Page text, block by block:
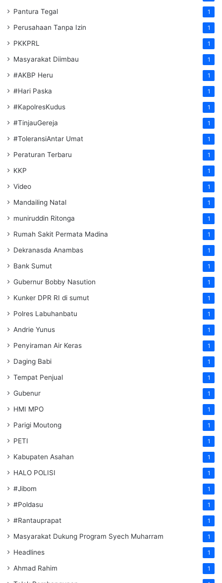
Pantura Tegal 1
Perusahaan Tanpa Izin 1
PKKPRL 1
Masyarakat Diimbau 1
#AKBP Heru 1
#Hari Paska 1
#KapolresKudus 1
#TinjauGereja 1
#ToleransiAntar Umat 1
Peraturan Terbaru 1
KKP 1
Video 1
Mandailing Natal 1
muniruddin Ritonga 1
Rumah Sakit Permata Madina 1
Dekranasda Anambas 1
Bank Sumut 1
Gubernur Bobby Nasution 1
Kunker DPR RI di sumut 1
Polres Labuhanbatu 1
Andrie Yunus 1
Penyiraman Air Keras 1
Daging Babi 1
Tempat Penjual 1
Gubenur 1
HMI MPO 1
Parigi Moutong 1
PETI 1
Kabupaten Asahan 1
HALO POLISI 1
#Jibom 1
#Poldasu 1
#Rantauprapat 1
Masyarakat Dukung Program Syech Muharram 1
Headlines 1
Ahmad Rahim 1